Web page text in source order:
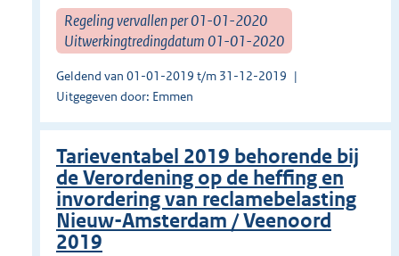
Regeling vervallen per 01-01-2020
Uitwerkingtredingdatum 01-01-2020
Geldend van 01-01-2019 t/m 31-12-2019
Uitgegeven door: Emmen
Tarieventabel 2019 behorende bij
de Verordening op de heffing en
invordering van reclamebelasting
Nieuw-Amsterdam / Veenoord
2019